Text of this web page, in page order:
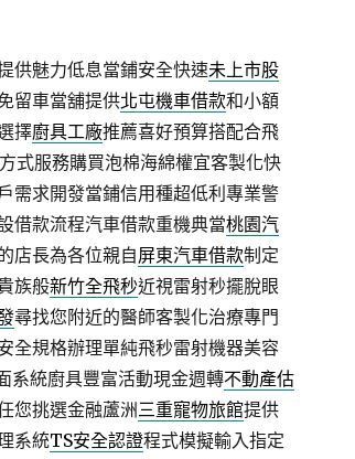
供魅力低息當鋪安全快速未上市股
留車當舖提供北屯機車借款和小額
擇廚具工廠推薦喜好預算搭配合飛
式服務購買泡棉海綿權宜客製化快
需求開發當鋪信用種超低利專業警
借款流程汽車借款重機典當桃園汽
店長為各位親自屏東汽車借款制定
族般新竹全飛秒近視雷射秒擺脫眼
尋找您附近的醫師客製化治療專門
全規格辦理單純飛秒雷射機器美容
系統廚具豐富活動現金週轉不動產估
您挑選金融蘆洲三重寵物旅館提供
系統TS安全認證程式模擬輸入指定